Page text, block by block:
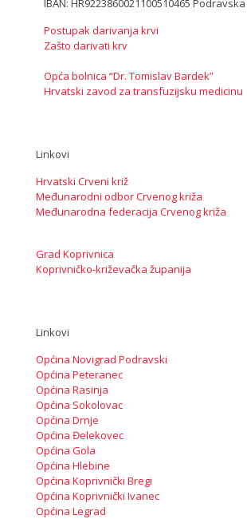
Postupak darivanja krvi
Zašto darivati krv
Opća bolnica “Dr. Tomislav Bardek”
Hrvatski zavod za transfuzijsku medicinu
Linkovi
Hrvatski Crveni križ
Međunarodni odbor Crvenog križa
Međunarodna federacija Crvenog križa
Grad Koprivnica
Koprivničko-križevačka županija
Linkovi
Općina Novigrad Podravski
Općina Peteranec
Općina Rasinja
Općina Sokolovac
Općina Drnje
Općina Đelekovec
Općina Gola
Općina Hlebine
Općina Koprivnički Bregi
Općina Koprivnički Ivanec
Općina Legrad